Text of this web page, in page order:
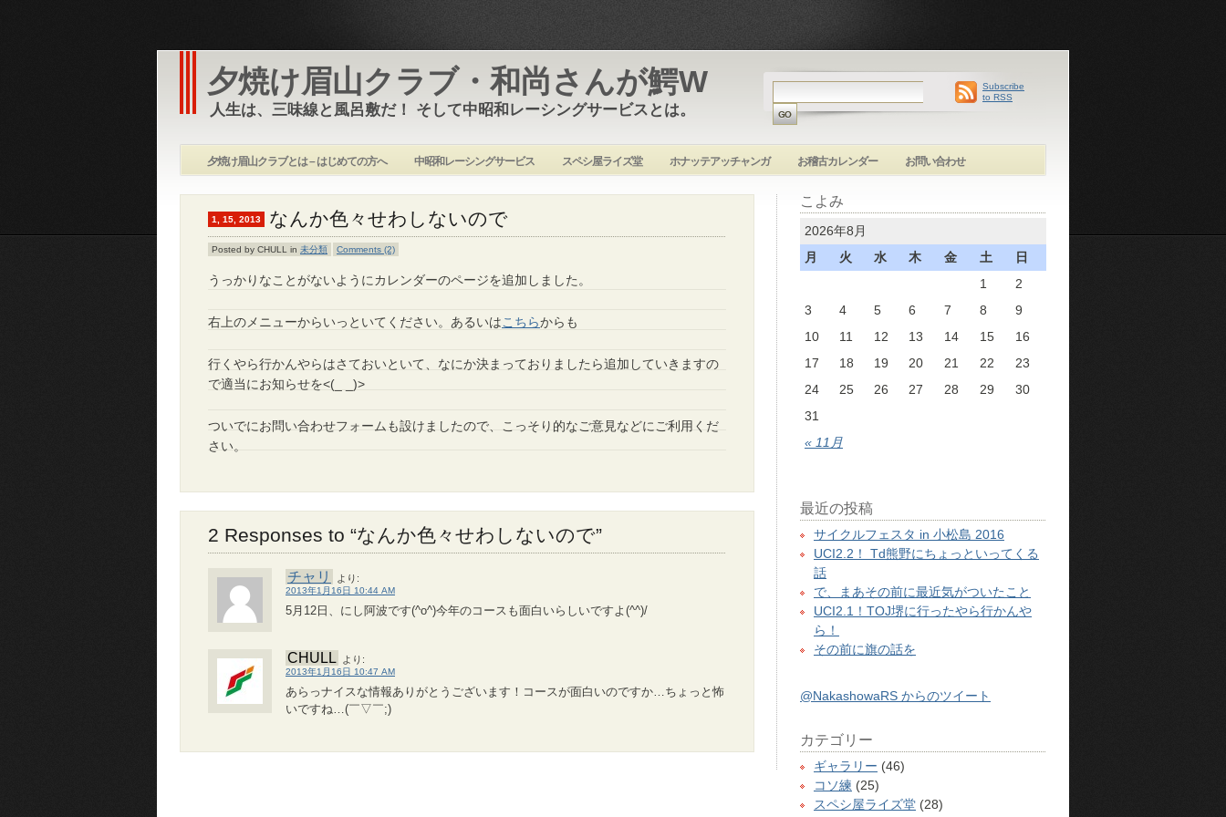
夕焼け眉山クラブ・和尚さんが鰐W
人生は、三味線と風呂敷だ！ そして中昭和レーシングサービスとは。
Subscribe
to RSS
夕焼け眉山クラブとは – はじめての方へ 中昭和レーシングサービス スペシ屋ライズ堂 ホナッテアッチャンガ お稽古カレンダー お問い合わせ
1, 15, 2013 なんか色々せわしないので
Posted by CHULL in 未分類 Comments (2)
うっかりなことがないようにカレンダーのページを追加しました。
右上のメニューからいっといてください。あるいはこちらからも
行くやら行かんやらはさておいといて、なにか決まっておりましたら追加していきますの
で適当にお知らせを<(_ _)>
ついでにお問い合わせフォームも設けましたので、こっそり的なご意見などにご利用くだ
さい。
2 Responses to “なんか色々せわしないので”
チャリ より:
2013年1月16日 10:44 AM
5月12日、にし阿波です(^o^)今年のコースも面白いらしいですよ(^^)/
CHULL より:
2013年1月16日 10:47 AM
あらっナイスな情報ありがとうございます！コースが面白いのですか…ちょっと怖
いですね…(￣▽￣;)
こよみ
2026年8月
月
火 水 木 金 土 日
« 11月
1
2
3
4 5 6 7 8
9
10
11 12 13 14 15
16
17
18 19 20 21 22
23
24
25 26 27 28 29
30
31
最近の投稿
サイクルフェスタ in 小松島 2016
UCI2.2！ Td熊野にちょっといってくる
話
で、まあその前に最近気がついたこと
UCI2.1！TOJ堺に行ったやら行かんや
ら！
その前に旗の話を
@NakashowaRS からのツイート
カテゴリー
ギャラリー (46)
コソ練 (25)
スペシ屋ライズ堂 (28)